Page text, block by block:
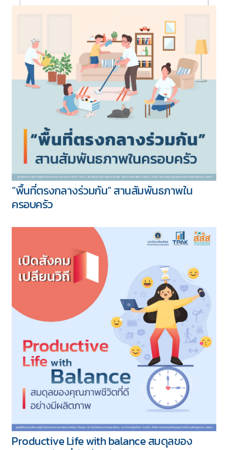
“พื้นที่ตรงกลางร่วมกัน” สานสัมพันธภาพใน
ครอบครัว
Productive Life with balance สมดุลของ